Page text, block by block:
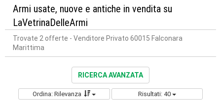
Armi usate, nuove e antiche in vendita su
LaVetrinaDelleArmi
Trovate 2 offerte - Venditore Privato 60015 Falconara
Marittima
RICERCA AVANZATA
Ordina: Rilevanza Risultati: 40